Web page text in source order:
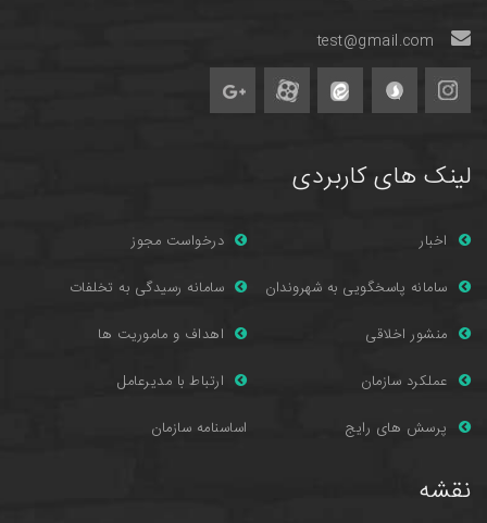
test@gmail.com
لینک های کاربردی
اخبار
درخواست مجوز
سامانه پاسخگویی به شهروندان
سامانه رسیدگی به تخلفات
منشور اخلاقی
اهداف و ماموریت ها
عملکرد سازمان
ارتباط با مدیرعامل
پرسش های رایج اساسنامه سازمان
نقشه